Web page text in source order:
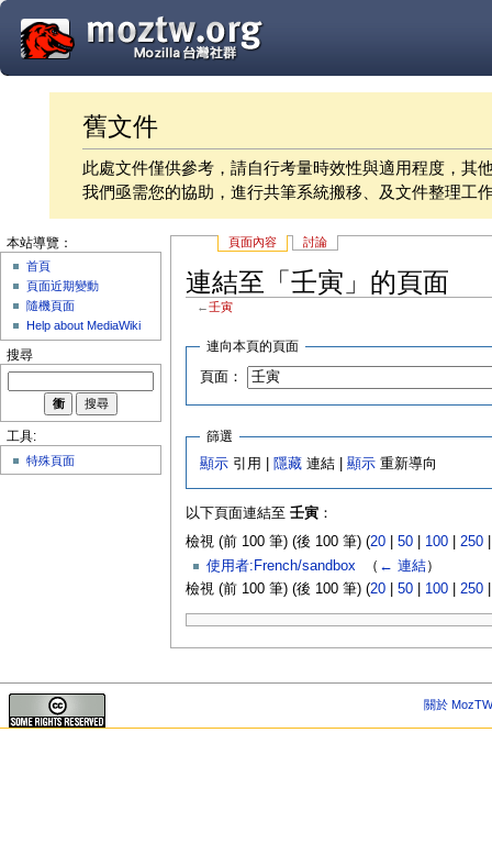
舊文件
此處文件僅供參考，請自行考量時效性與適用程度，其
我們亟需您的協助，進行共筆系統搬移、及文件整理工
頁面內容 討論
連結至「壬寅」的頁面
←壬寅
連向本頁的頁面
頁面：
篩選
顯示 引用 | 隱藏 連結 |顯示 重新導向
以下頁面連結至 壬寅：
檢視 (前 100 筆) (後 100 筆) (20| 50| 100| 250
使用者:French/sandbox‎ （ ← 連結）
檢視 (前 100 筆) (後 100 筆) (20| 50| 100| 250
本站導覽：
首頁
頁面近期變動
隨機頁面
Help about MediaWiki
搜尋
工具:
特殊頁面
關於